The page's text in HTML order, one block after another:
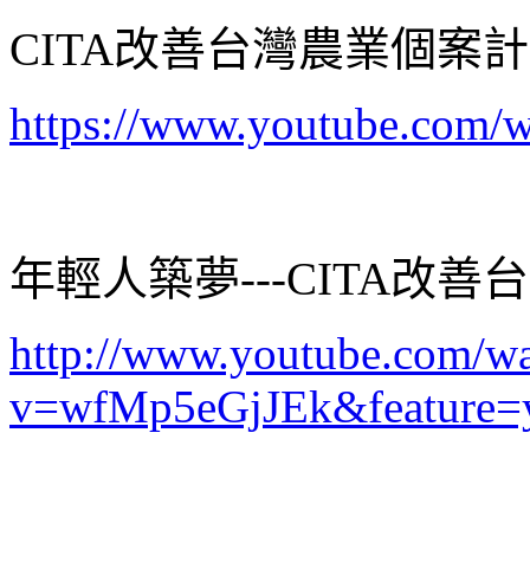
CITA改善台灣農業個案
https://www.youtube.com/
年輕人築夢---CITA改善
http://www.youtube.com/